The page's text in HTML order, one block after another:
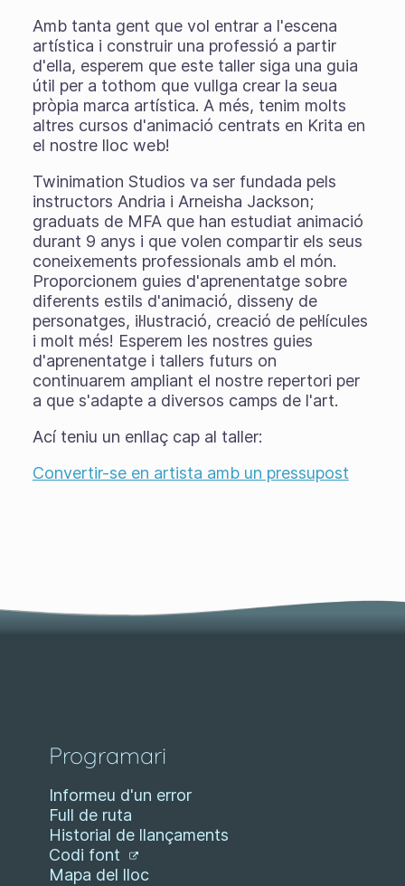
Amb tanta gent que vol entrar a l'escena
artística i construir una professió a partir
d'ella, esperem que este taller siga una guia
útil per a tothom que vullga crear la seua
pròpia marca artística. A més, tenim molts
altres cursos d'animació centrats en Krita en
el nostre lloc web!
Twinimation Studios va ser fundada pels
instructors Andria i Arneisha Jackson;
graduats de MFA que han estudiat animació
durant 9 anys i que volen compartir els seus
coneixements professionals amb el món.
Proporcionem guies d'aprenentatge sobre
diferents estils d'animació, disseny de
personatges, il·lustració, creació de pel·lícules
i molt més! Esperem les nostres guies
d'aprenentatge i tallers futurs on
continuarem ampliant el nostre repertori per
a que s'adapte a diversos camps de l'art.
Ací teniu un enllaç cap al taller:
Convertir-se en artista amb un pressupost
Programari
Informeu d'un error
Full de ruta
Historial de llançaments
Codi font
Mapa del lloc